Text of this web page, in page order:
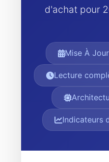
d'achat pour
Mise À
Lecture
Indicateurs